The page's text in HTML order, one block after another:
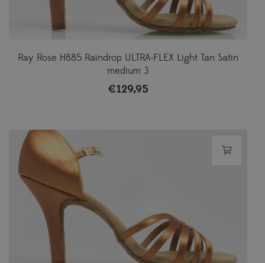
Ray Rose H885 Raindrop ULTRA-FLEX Light Tan Satin
medium 3
€129,95